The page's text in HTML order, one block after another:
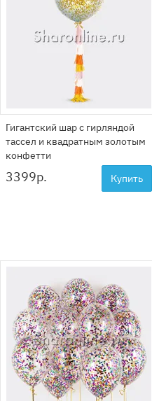
Гигантский шар с гирляндой
тассел и квадратным золотым
конфетти
3399р. Купить